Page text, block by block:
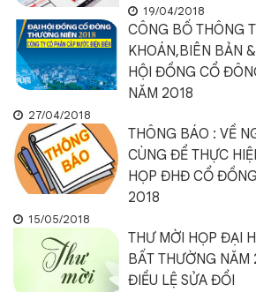
19/04/2018
CÔNG BỐ THÔNG
KHOÁN,BIÊN BẢN
HỘI ĐỒNG CỔ
NĂM 2018
27/04/2018
THÔNG BÁO : VỀ
CÙNG ĐỂ THỰC
HỌP ĐHĐ CỔ
2018
15/05/2018
THƯ MỜI HỌP ĐẠI
BẤT THƯỜNG
ĐIỀU LỆ SỬA ĐỔI